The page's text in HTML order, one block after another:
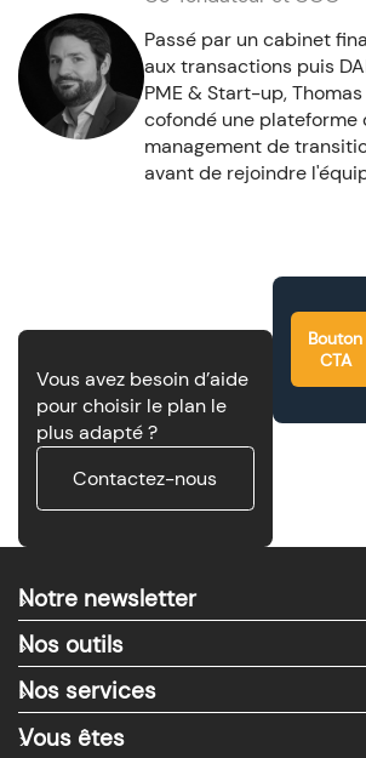
Passé par un cabinet
aux transactions puis
PME & Start-up,
cofondé une plateforme
management de
avant de rejoindre
Vous avez besoin d’aide
pour choisir le plan le
plus adapté ?
Contactez-nous
Bouton
CTA
>
Notre newsletter
>
Nos outils
>
Nos services
>
Vous êtes